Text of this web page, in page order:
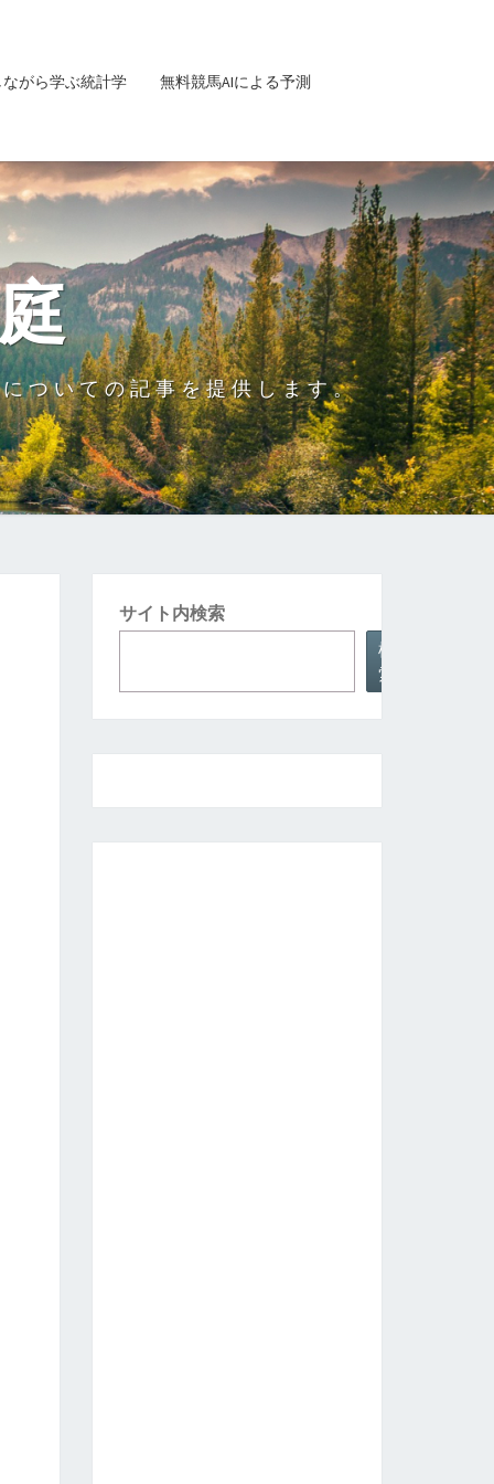
がら学ぶ統計学 無料競馬AIによる予測
ついての記事を提供します。
サイト内検索
検
索